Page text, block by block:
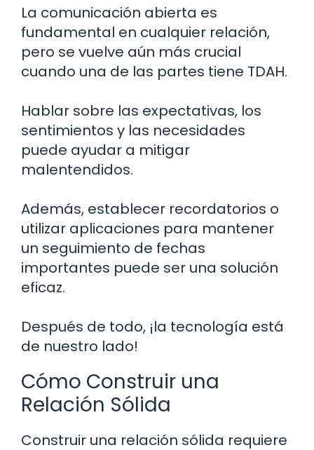
La comunicación abierta es
fundamental en cualquier relación,
pero se vuelve aún más crucial
cuando una de las partes tiene TDAH.
Hablar sobre las expectativas, los
sentimientos y las necesidades
puede ayudar a mitigar
malentendidos.
Además, establecer recordatorios o
utilizar aplicaciones para mantener
un seguimiento de fechas
importantes puede ser una solución
eficaz.
Después de todo, ¡la tecnología está
de nuestro lado!
Cómo Construir una
Relación Sólida
Construir una relación sólida requiere